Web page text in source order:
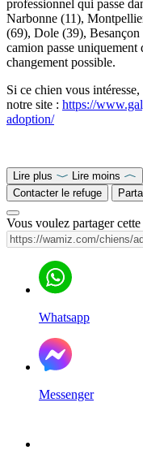
professionnel qui passe
Narbonne (11),
(69), Dole (39),
camion passe uniquement
changement possible.
Si ce chien vous
notre site : https://
adoption/
Lire plus
Lire moins
Contacter le refuge
Vous voulez partager
Whatsapp
Messenger